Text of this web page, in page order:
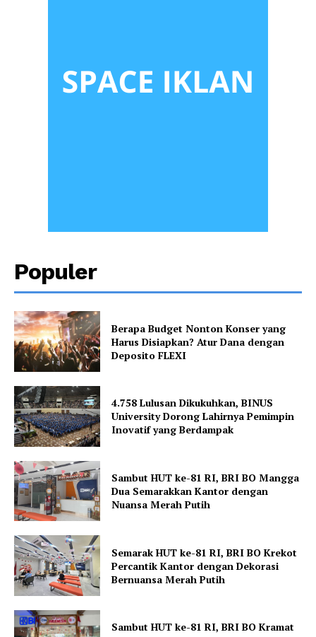
Populer
Berapa Budget Nonton Konser yang
Harus Disiapkan? Atur Dana dengan
Deposito FLEXI
4.758 Lulusan Dikukuhkan, BINUS
University Dorong Lahirnya Pemimpin
Inovatif yang Berdampak
Sambut HUT ke-81 RI, BRI BO Mangga
Dua Semarakkan Kantor dengan
Nuansa Merah Putih
Semarak HUT ke-81 RI, BRI BO Krekot
Percantik Kantor dengan Dekorasi
Bernuansa Merah Putih
Sambut HUT ke-81 RI, BRI BO Kramat